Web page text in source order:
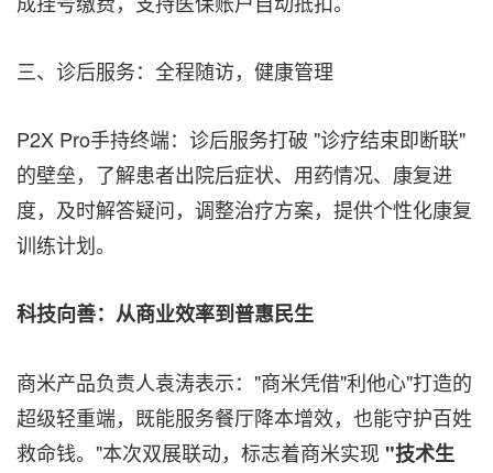
三、诊后服务：全程随访，健康管理
P2X Pro手持终端：诊后服务打破 "诊疗结束即断联"
的壁垒，了解患者出院后症状、用药情况、康复进
度，及时解答疑问，调整治疗方案，提供个性化康复
训练计划。
科技向善：从商业效率到普惠民生
商米产品负责人袁涛表示："商米凭借"利他心"打造的
超级轻重端，既能服务餐厅降本增效，也能守护百姓
救命钱。"本次双展联动，标志着商米实现 "技术生